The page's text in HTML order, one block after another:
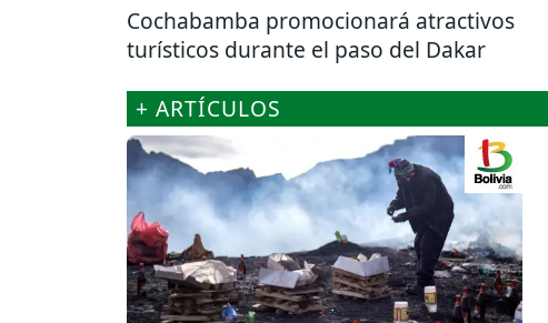
Cochabamba promocionará atractivos
turísticos durante el paso del Dakar
+ ARTÍCULOS